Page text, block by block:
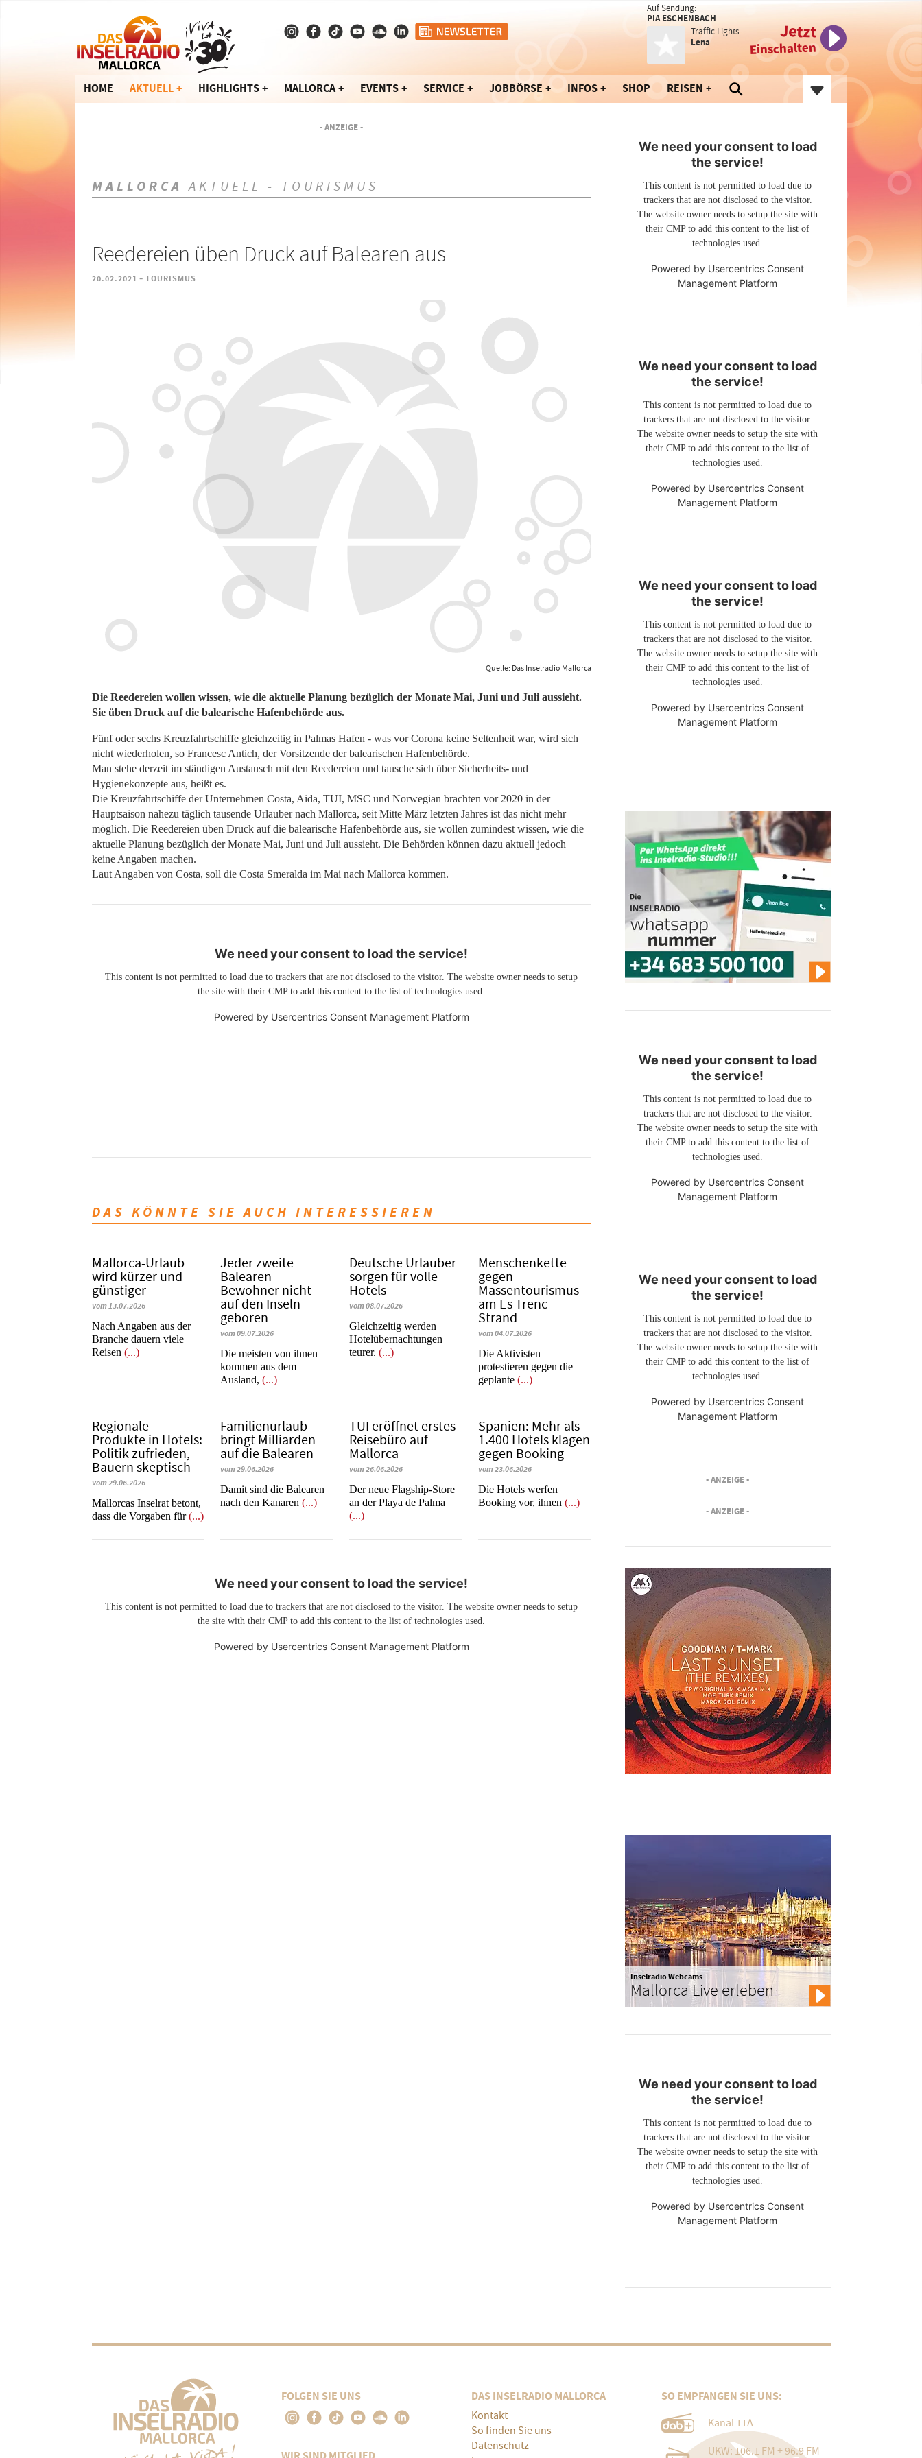
Auf Sendung:
PIA ESCHENBACH
Traffic Lights
Lena
Jetzt
Einschalten
HOME AKTUELL HIGHLIGHTS MALLORCA EVENTS SERVICE JOBBÖRSE INFOS SHOP REISEN
- ANZEIGE -
MALLORCA AKTUELL - TOURISMUS
Reedereien üben Druck auf Balearen aus
20.02.2021 - TOURISMUS
Quelle: Das Inselradio Mallorca
Die Reedereien wollen wissen, wie die aktuelle Planung bezüglich der Monate Mai, Juni und Juli aussieht.
Sie üben Druck auf die balearische Hafenbehörde aus.
Fünf oder sechs Kreuzfahrtschiffe gleichzeitig in Palmas Hafen - was vor Corona keine Seltenheit war, wird sich
nicht wiederholen, so Francesc Antich, der Vorsitzende der balearischen Hafenbehörde.
Man stehe derzeit im ständigen Austausch mit den Reedereien und tausche sich über Sicherheits- und
Hygienekonzepte aus, heißt es.
Die Kreuzfahrtschiffe der Unternehmen Costa, Aida, TUI, MSC und Norwegian brachten vor 2020 in der
Hauptsaison nahezu täglich tausende Urlauber nach Mallorca, seit Mitte März letzten Jahres ist das nicht mehr
möglich. Die Reedereien üben Druck auf die balearische Hafenbehörde aus, sie wollen zumindest wissen, wie die
aktuelle Planung bezüglich der Monate Mai, Juni und Juli aussieht. Die Behörden können dazu aktuell jedoch
keine Angaben machen.
Laut Angaben von Costa, soll die Costa Smeralda im Mai nach Mallorca kommen.
We need your consent to load the service!
This content is not permitted to load due to trackers that are not disclosed to the visitor. The website owner needs to setup
the site with their CMP to add this content to the list of technologies used.
Powered by Usercentrics Consent Management Platform
DAS KÖNNTE SIE AUCH INTERESSIEREN
Mallorca-Urlaub
wird kürzer und
günstiger
vom 13.07.2026
Nach Angaben aus der
Branche dauern viele
Reisen (...)
Jeder zweite
Balearen-
Bewohner nicht
auf den Inseln
geboren
vom 09.07.2026
Die meisten von ihnen
kommen aus dem
Ausland,(...)
Deutsche Urlauber
sorgen für volle
Hotels
vom 08.07.2026
Gleichzeitig werden
Hotelübernachtungen
teurer.(...)
Menschenkette
gegen
Massentourismus
am Es Trenc
Strand
vom 04.07.2026
Die Aktivisten
protestieren gegen die
geplante(...)
Regionale
Produkte in Hotels:
Politik zufrieden,
Bauern skeptisch
vom 29.06.2026
Mallorcas Inselrat betont,
dass die Vorgaben für(...)
Familienurlaub
bringt Milliarden
auf die Balearen
vom 29.06.2026
​​​​​​​Damit sind die Balearen
nach den Kanaren(...)
TUI eröffnet erstes
Reisebüro auf
Mallorca
vom 26.06.2026
Der neue Flagship-Store
an der Playa de Palma
(...)
Spanien: Mehr als
1.400 Hotels klagen
gegen Booking
vom 23.06.2026
​​​​​​​Die Hotels werfen
Booking vor, ihnen(...)
We need your consent to load the service!
This content is not permitted to load due to trackers that are not disclosed to the visitor. The website owner needs to setup
the site with their CMP to add this content to the list of technologies used.
Powered by Usercentrics Consent Management Platform
We need your consent to load
the service!
This content is not permitted to load due to
trackers that are not disclosed to the visitor.
The website owner needs to setup the site with
their CMP to add this content to the list of
technologies used.
Powered by Usercentrics Consent
Management Platform
We need your consent to load
the service!
This content is not permitted to load due to
trackers that are not disclosed to the visitor.
The website owner needs to setup the site with
their CMP to add this content to the list of
technologies used.
Powered by Usercentrics Consent
Management Platform
We need your consent to load
the service!
This content is not permitted to load due to
trackers that are not disclosed to the visitor.
The website owner needs to setup the site with
their CMP to add this content to the list of
technologies used.
Powered by Usercentrics Consent
Management Platform
We need your consent to load
the service!
This content is not permitted to load due to
trackers that are not disclosed to the visitor.
The website owner needs to setup the site with
their CMP to add this content to the list of
technologies used.
Powered by Usercentrics Consent
Management Platform
We need your consent to load
the service!
This content is not permitted to load due to
trackers that are not disclosed to the visitor.
The website owner needs to setup the site with
their CMP to add this content to the list of
technologies used.
Powered by Usercentrics Consent
Management Platform
- ANZEIGE -
- ANZEIGE -
Inselradio Webcams
Mallorca Live erleben
We need your consent to load
the service!
This content is not permitted to load due to
trackers that are not disclosed to the visitor.
The website owner needs to setup the site with
their CMP to add this content to the list of
technologies used.
Powered by Usercentrics Consent
Management Platform
FOLGEN SIE UNS DAS INSELRADIO MALLORCA
Kontakt
So finden Sie uns
Datenschutz
SO EMPFANGEN SIE UNS:
Kanal 11A
UKW: 106.1 FM + 96.9 FM